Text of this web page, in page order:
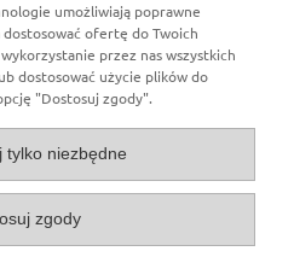
O nas
umożliwiają poprawne
dostosować ofertę do Twoich
przez nas wszystkich
dostosować użycie plików do
"Dostosuj zgody".
tylko niezbędne
zgody